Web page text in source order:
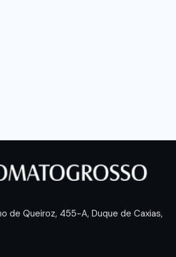
de Queiroz, 455-A, Duque de Caxias,